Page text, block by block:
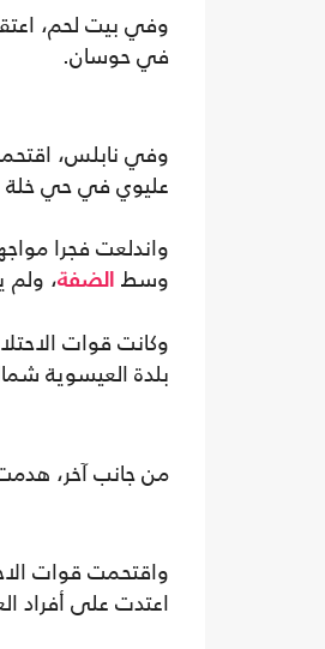
وفي بيت لحم،
في حوسان.
وفي نابلس،
عليوي في حي خلة
واندلعت فجرا
وسط
الضفة، ولم
وكانت قوات
بلدة العيسوية
من جانب آخر، هدمت
واقتحمت قوات
اعتدت على أفراد